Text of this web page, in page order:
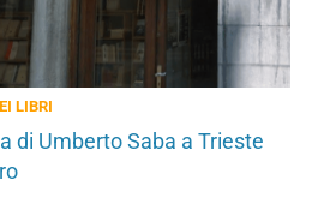
LIBRI
di Umberto Saba a Trieste